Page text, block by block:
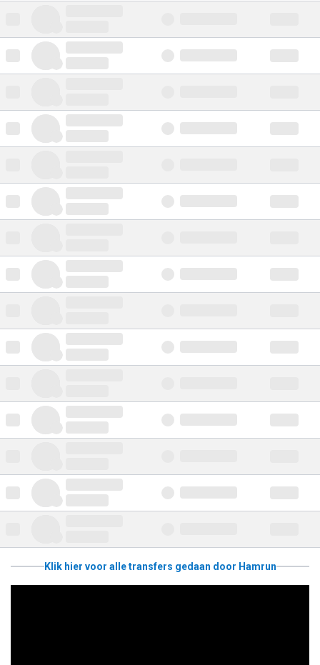
Klik hier voor alle transfers gedaan door Hamrun